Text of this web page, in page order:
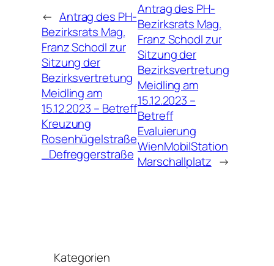
← Antrag des PH-
Bezirksrats Mag.
Franz Schodl zur
Sitzung der
Bezirksvertretung
Meidling am
15.12.2023 – Betreff
Kreuzung
Rosenhügelstraße
_Defreggerstraße
Antrag des PH-
Bezirksrats Mag.
Franz Schodl zur
Sitzung der
Bezirksvertretung
Meidling am
15.12.2023 –
Betreff
Evaluierung
WienMobilStation
Marschallplatz →
Kategorien